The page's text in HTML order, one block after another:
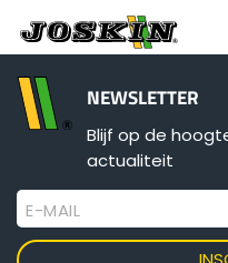
GAMMA
NEWSLETTER
Blijf op de
actualiteit
E-MAIL